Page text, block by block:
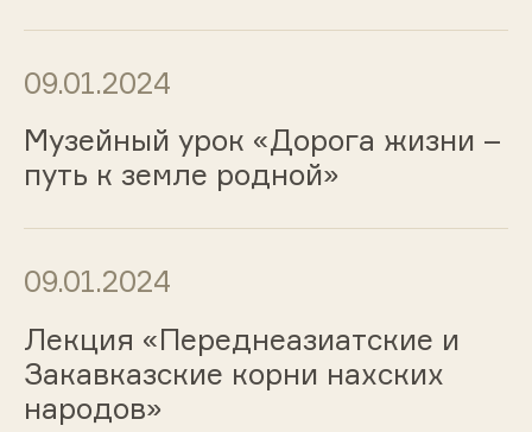
09.01.2024
Музейный урок «Дорога жизни –
путь к земле родной»
09.01.2024
Лекция «Переднеазиатские и
Закавказские корни нахских
народов»